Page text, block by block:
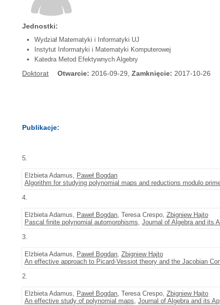
Jednostki:
Wydział Matematyki i Informatyki UJ
Instytut Informatyki i Matematyki Komputerowej
Katedra Metod Efektywnych Algebry
Doktorat Otwarcie: 2016-09-29, Zamknięcie: 2017-10-26
Publikacje:
5.
Elżbieta Adamus, Paweł Bogdan
Algorithm for studying polynomial maps and reductions modulo
4.
Elżbieta Adamus, Paweł Bogdan, Teresa Crespo, Zbigniew Hajto
Pascal finite polynomial automorphisms, Journal of Algebra and its
3.
Elżbieta Adamus, Paweł Bogdan, Zbigniew Hajto
An effective approach to Picard-Vessiot theory and the Jacobian
2.
Elżbieta Adamus, Paweł Bogdan, Teresa Crespo, Zbigniew Hajto
An effective study of polynomial maps, Journal of Algebra and its